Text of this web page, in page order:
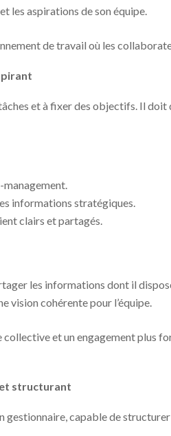
les aspirations de son équipe.
de travail où les
et à fixer des objectifs. Il
informations stratégiques.
clairs et partagés.
les informations dont il
vision cohérente pour l’équipe.
et un engagement plus
structurant
capable de